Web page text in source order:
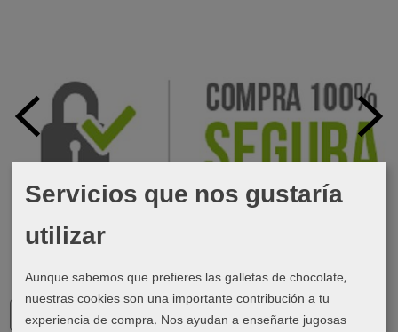
Marcas
Servicios que nos gustaría
utilizar
Aunque sabemos que prefieres las galletas de chocolate,
nuestras cookies son una importante contribución a tu
experiencia de compra. Nos ayudan a enseñarte jugosas